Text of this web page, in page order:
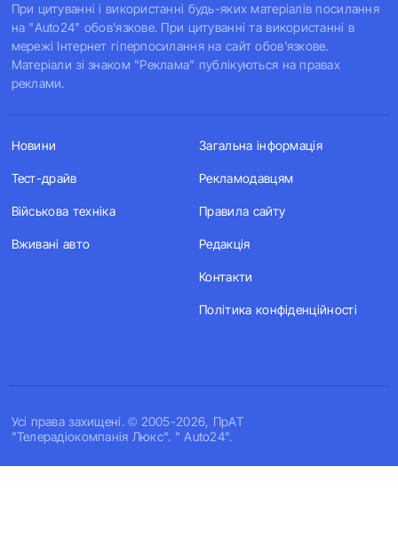
При цитуванні і використанні будь-яких матеріалів посилання
на "Auto24" обов'язкове. При цитуванні та використанні в
мережі Інтернет гіперпосилання на сайт обов'язкове.
Матеріали зі знаком "Реклама" публікуються на правах
реклами.
Усi права захищенi. © 2005-2026, ПрАТ
"Телерадіокомпанія Люкс". " Auto24".
Новини
Тест-драйв
Військова техніка
Вживані авто
Загальна інформація
Рекламодавцям
Правила сайту
Редакція
Контакти
Політика конфіденційності